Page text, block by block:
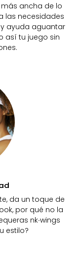
ancha de lo
las necesidades
ayuda aguantar
así tu juego sin
da un toque de
por qué no la
nk∙wings
estilo?